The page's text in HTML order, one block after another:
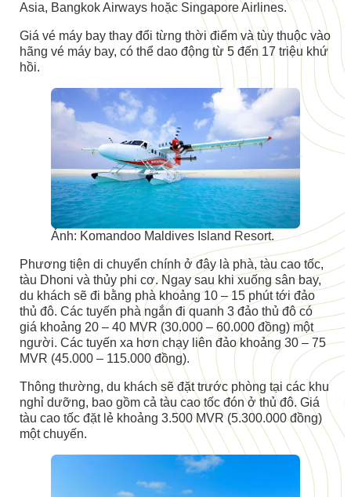
Asia, Bangkok Airways hoặc Singapore Airlines.
Giá vé máy bay thay đổi từng thời điểm và tùy thuộc vào
hãng vé máy bay, có thể dao động từ 5 đến 17 triệu khứ
hồi.
Ảnh: Komandoo Maldives Island Resort.
Phương tiện di chuyển chính ở đây là phà, tàu cao tốc,
tàu Dhoni và thủy phi cơ. Ngay sau khi xuống sân bay,
du khách sẽ đi bằng phà khoảng 10 – 15 phút tới đảo
thủ đô. Các tuyến phà ngắn đi quanh 3 đảo thủ đô có
giá khoảng 20 – 40 MVR (30.000 – 60.000 đồng) một
người. Các tuyến xa hơn chạy liên đảo khoảng 30 – 75
MVR (45.000 – 115.000 đồng).
Thông thường, du khách sẽ đặt trước phòng tại các khu
nghỉ dưỡng, bao gồm cả tàu cao tốc đón ở thủ đô. Giá
tàu cao tốc đặt lẻ khoảng 3.500 MVR (5.300.000 đồng)
một chuyến.